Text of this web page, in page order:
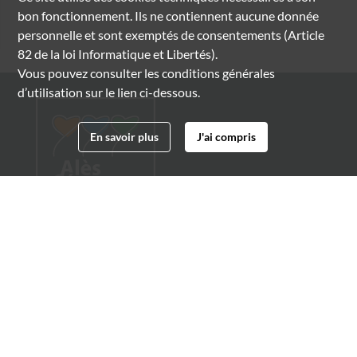
bon fonctionnement. Ils ne contiennent aucune donnée
personnelle et sont exemptés de consentements (Article
82 de la loi Informatique et Libertés).
Vous pouvez consulter les conditions générales
d’utilisation sur le lien ci-dessous.
En savoir plus J'ai compris